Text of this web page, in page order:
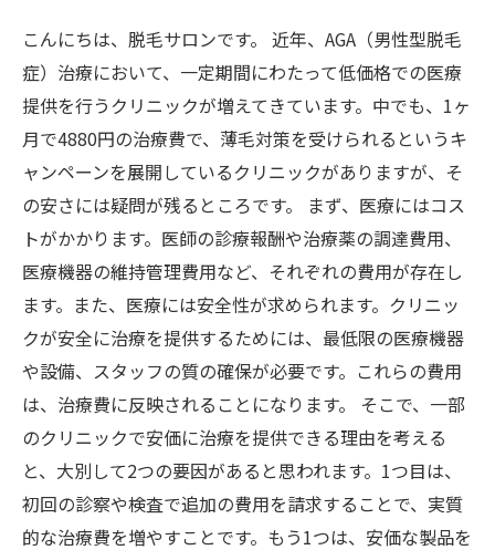
こんにちは、脱毛サロンです。 近年、AGA（男性型脱毛
症）治療において、一定期間にわたって低価格での医療
提供を行うクリニックが増えてきています。中でも、1ヶ
月で4880円の治療費で、薄毛対策を受けられるというキ
ャンペーンを展開しているクリニックがありますが、そ
の安さには疑問が残るところです。 まず、医療にはコス
トがかかります。医師の診療報酬や治療薬の調達費用、
医療機器の維持管理費用など、それぞれの費用が存在し
ます。また、医療には安全性が求められます。クリニッ
クが安全に治療を提供するためには、最低限の医療機器
や設備、スタッフの質の確保が必要です。これらの費用
は、治療費に反映されることになります。 そこで、一部
のクリニックで安価に治療を提供できる理由を考える
と、大別して2つの要因があると思われます。1つ目は、
初回の診察や検査で追加の費用を請求することで、実質
的な治療費を増やすことです。もう1つは、安価な製品を